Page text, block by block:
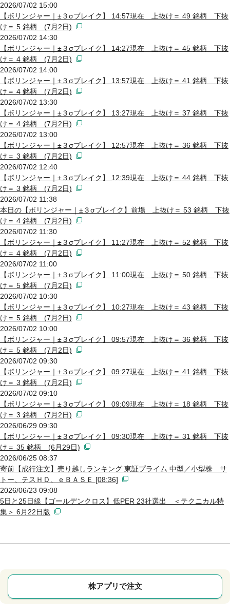
2026/07/02 15:00
【ボリンジャー｜±３σブレイク】 14:57現在 上抜け＝ 49 銘柄 下抜
け＝ 5 銘柄 (7月2日)
2026/07/02 14:30
【ボリンジャー｜±３σブレイク】 14:27現在 上抜け＝ 45 銘柄 下抜
け＝ 4 銘柄 (7月2日)
2026/07/02 14:00
【ボリンジャー｜±３σブレイク】 13:57現在 上抜け＝ 41 銘柄 下抜
け＝ 4 銘柄 (7月2日)
2026/07/02 13:30
【ボリンジャー｜±３σブレイク】 13:27現在 上抜け＝ 37 銘柄 下抜
け＝ 4 銘柄 (7月2日)
2026/07/02 13:00
【ボリンジャー｜±３σブレイク】 12:57現在 上抜け＝ 36 銘柄 下抜
け＝ 3 銘柄 (7月2日)
2026/07/02 12:40
【ボリンジャー｜±３σブレイク】 12:39現在 上抜け＝ 44 銘柄 下抜
け＝ 3 銘柄 (7月2日)
2026/07/02 11:38
本日の【ボリンジャー｜±３σブレイク】前場 上抜け＝ 53 銘柄 下抜
け＝ 4 銘柄 (7月2日)
2026/07/02 11:30
【ボリンジャー｜±３σブレイク】 11:27現在 上抜け＝ 52 銘柄 下抜
け＝ 4 銘柄 (7月2日)
2026/07/02 11:00
【ボリンジャー｜±３σブレイク】 11:00現在 上抜け＝ 50 銘柄 下抜
け＝ 5 銘柄 (7月2日)
2026/07/02 10:30
【ボリンジャー｜±３σブレイク】 10:27現在 上抜け＝ 43 銘柄 下抜
け＝ 5 銘柄 (7月2日)
2026/07/02 10:00
【ボリンジャー｜±３σブレイク】 09:57現在 上抜け＝ 36 銘柄 下抜
け＝ 5 銘柄 (7月2日)
2026/07/02 09:30
【ボリンジャー｜±３σブレイク】 09:27現在 上抜け＝ 41 銘柄 下抜
け＝ 3 銘柄 (7月2日)
2026/07/02 09:10
【ボリンジャー｜±３σブレイク】 09:09現在 上抜け＝ 18 銘柄 下抜
け＝ 3 銘柄 (7月2日)
2026/06/29 09:30
【ボリンジャー｜±３σブレイク】 09:30現在 上抜け＝ 31 銘柄 下抜
け＝ 35 銘柄 (6月29日)
2026/06/25 08:37
寄前【成行注文】売り越しランキング 東証プライム 中型／小型株 サ
トー、テスＨＤ、ｅＢＡＳＥ [08:36]
2026/06/23 09:08
5日と25日線【ゴールデンクロス】低PER 23社選出 ＜テクニカル特
集＞ 6月22日版
株アプリで注文